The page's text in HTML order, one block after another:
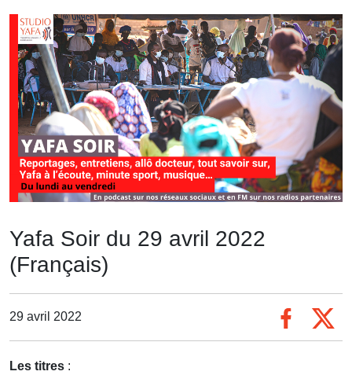
Yafa Soir du 29 avril 2022
(Français)
29 avril 2022
Les titres :